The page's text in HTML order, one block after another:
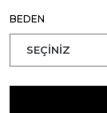
BEDEN